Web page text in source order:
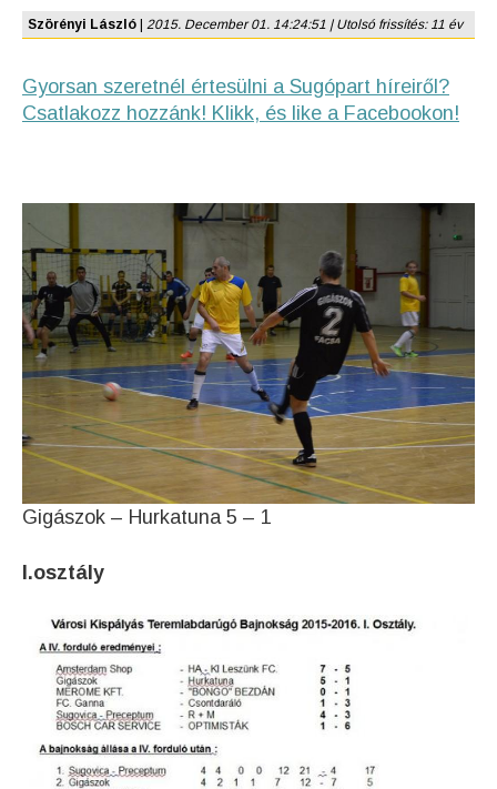
Szörényi László 2015. December 01. 14:24:51 | Utolsó frissítés: 11 év
Gyorsan szeretnél értesülni a Sugópart híreiről?
Csatlakozz hozzánk! Klikk, és like a Facebookon!
Gigászok – Hurkatuna 5 – 1
I.osztály